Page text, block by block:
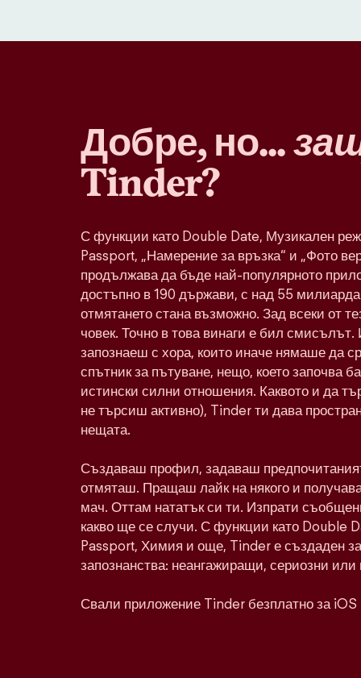
Добре, но...
Tinder?
С функции като Double Date, Музикален
Passport, „Намерение за връзка“ и „Фото
продължава да бъде най-популярното
достъпно в 190 държави, с над 55 милиарда
отмятането стана възможно. Зад всеки от
човек. Точно в това винаги е бил
запознаеш с хора, които иначе нямаше да
спътник за пътуване, нещо, което започва
истински силни отношения. Каквото и да
не търсиш активно), Tinder ти дава
нещата.
Създаваш профил, задаваш
отмяташ. Пращаш лайк на някого и
мач. Оттам нататък си ти. Изпрати
какво ще се случи. С функции като Double
Passport, Химия и още, Tinder е създаден
запознанства: неангажиращи, сериозни или
Свали приложение Tinder безплатно за